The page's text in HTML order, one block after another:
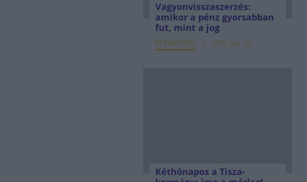
Vagyonvisszaszerzés:
amikor a pénz gyorsabban
fut, mint a jog
ELEMZÉSEK 2026. júl. 21.
Kéthónapos a Tisza-